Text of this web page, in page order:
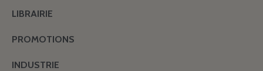
LIBRAIRIE
PROMOTIONS
INDUSTRIE